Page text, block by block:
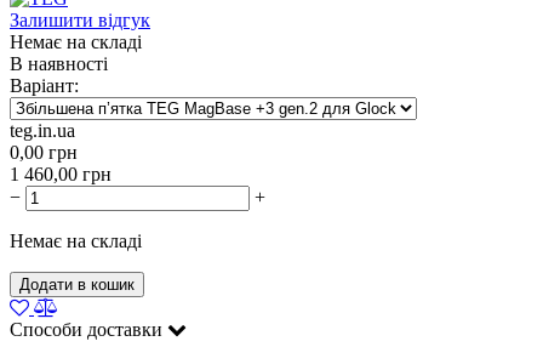
Залишити відгук
Немає на складі
В наявності
Варіант:
teg.in.ua
0,00 грн
1 460,00 грн
−
+
Немає на складі
Додати в кошик
Способи доставки